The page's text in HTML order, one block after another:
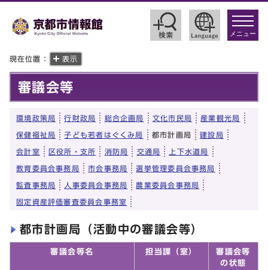
toggle
メニュー
現在位置： 表示
審議会等
環境政策局 行財政局 総合企画局 文化市民局 産業観光局
保健福祉局 子ども若者はぐくみ局 都市計画局 建設局
会計室 区役所・支所 消防局 交通局 上下水道局
教育委員会事務局 市会事務局 選挙管理委員会事務局
監査事務局 人事委員会事務局 農業委員会事務局
固定資産評価審査委員会事務室
都市計画局（活動中の審議会等）
審議会等名 担当課（室）
審議会等
の状態